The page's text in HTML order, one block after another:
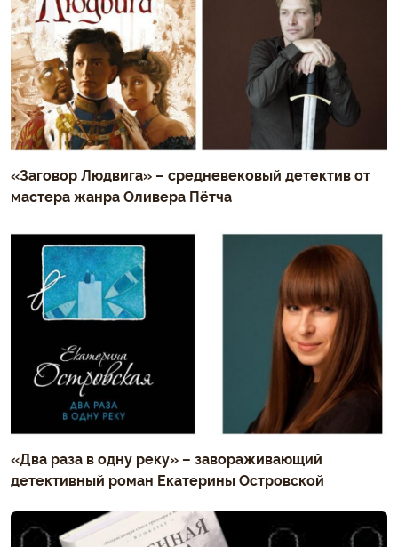
«Заговор Людвига» – средневековый детектив от
мастера жанра Оливера Пётча
«Два раза в одну реку» – завораживающий
детективный роман Екатерины Островской